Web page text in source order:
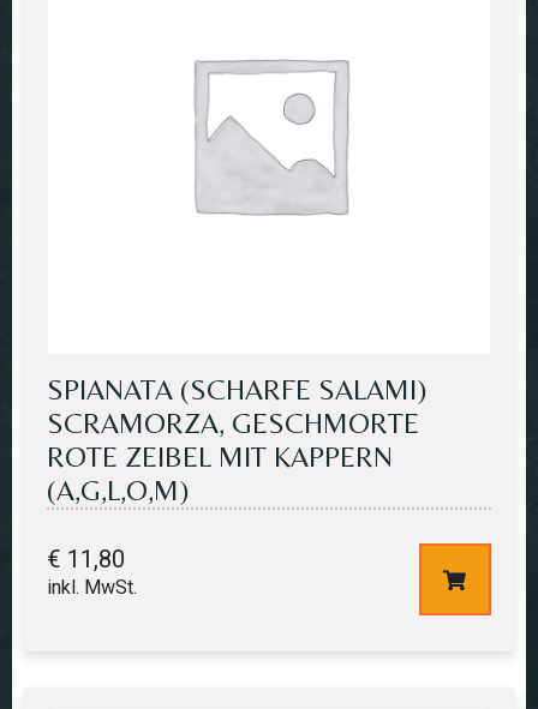
SPIANATA (SCHARFE SALAMI)
SCRAMORZA, GESCHMORTE
ROTE ZEIBEL MIT KAPPERN
(A,G,L,O,M)
€ 11,80
inkl. MwSt.